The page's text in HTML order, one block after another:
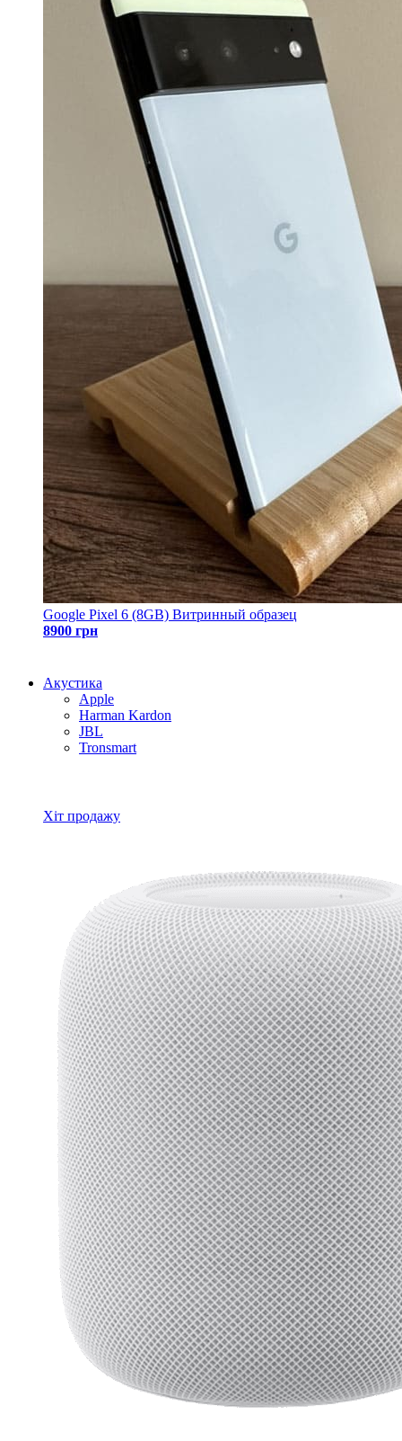
Google Pixel 6 (8GB) Витринный образец
8900 грн
Акустика
Apple
Harman Kardon
JBL
Tronsmart
Хіт продажу